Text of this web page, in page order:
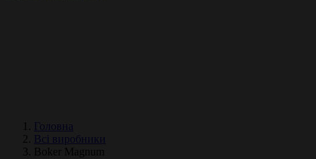
Головна
Всі виробники
Boker Magnum